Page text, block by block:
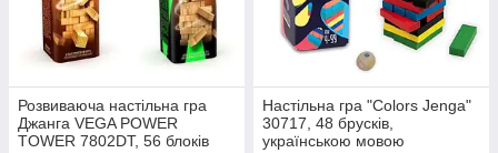
Розвиваюча настільна гра
Джанга VEGA POWER
TOWER 7802DT, 56 блоків
Настільна гра "Colors Jenga"
30717, 48 брусків,
українською мовою